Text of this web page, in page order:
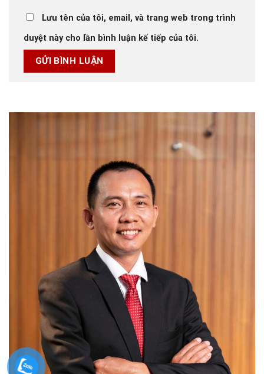
Lưu tên của tôi, email, và trang web trong trình
duyệt này cho lần bình luận kế tiếp của tôi.